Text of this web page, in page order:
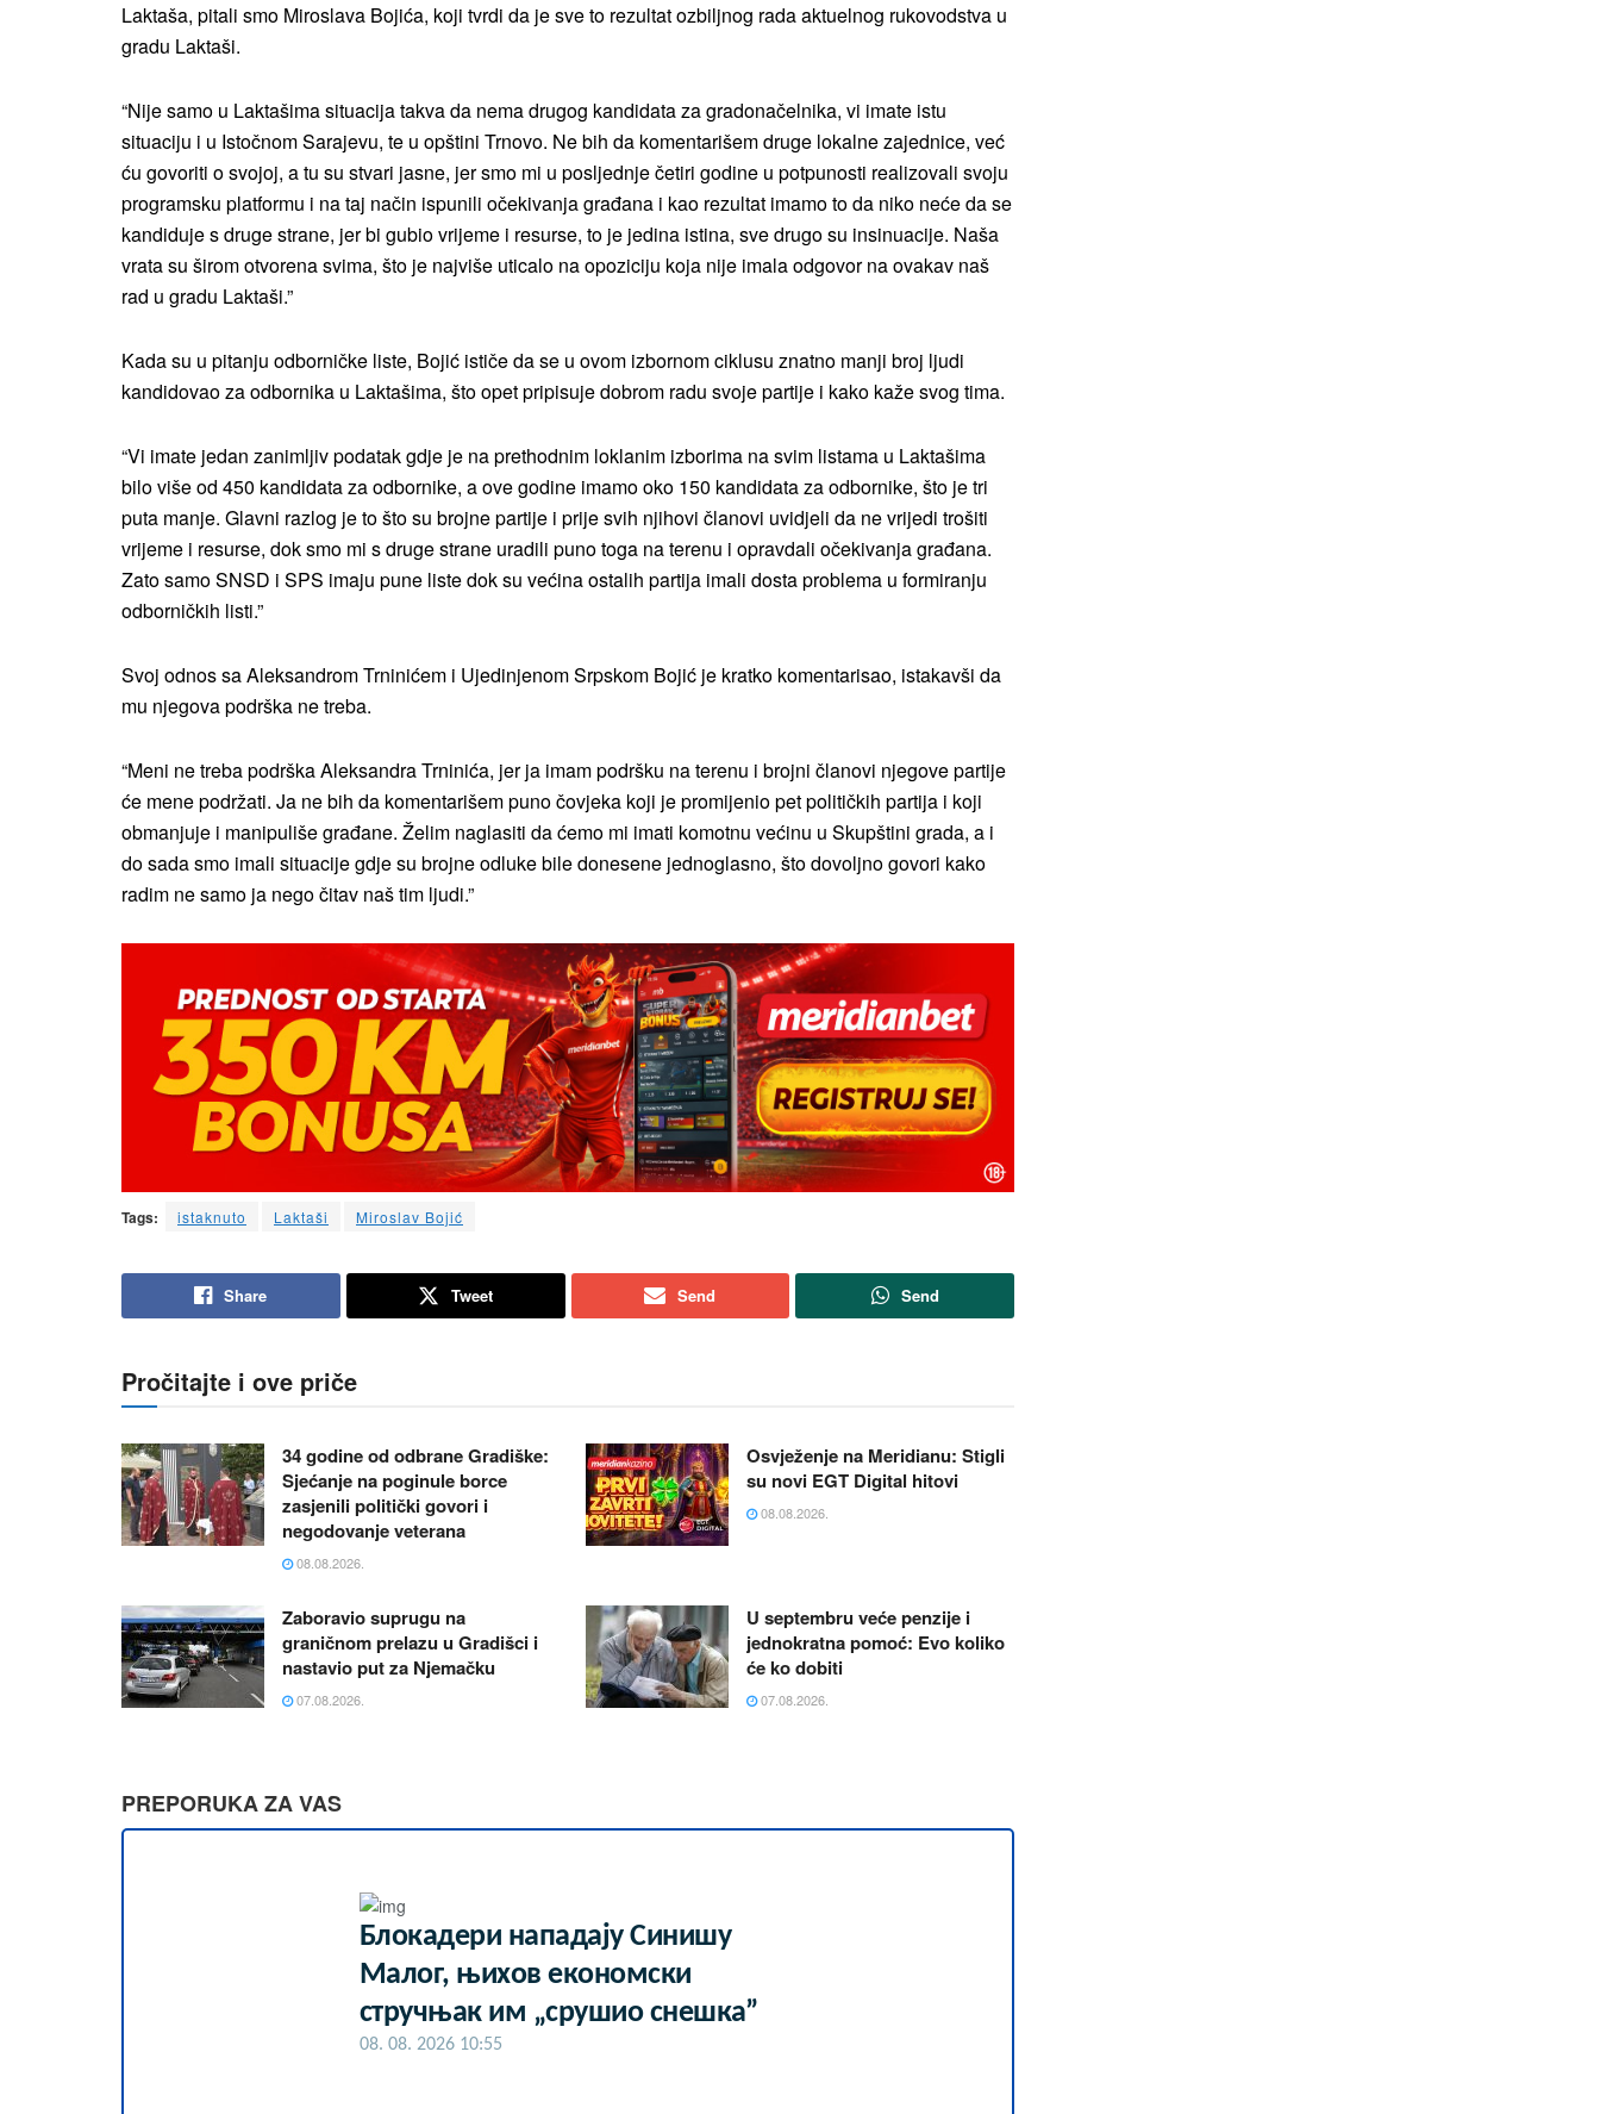
Laktaša, pitali smo Miroslava Bojića, koji tvrdi da je sve to rezultat ozbiljnog rada aktuelnog rukovodstva u
gradu Laktaši.
“Nije samo u Laktašima situacija takva da nema drugog kandidata za gradonačelnika, vi imate istu
situaciju i u Istočnom Sarajevu, te u opštini Trnovo. Ne bih da komentarišem druge lokalne zajednice, već
ću govoriti o svojoj, a tu su stvari jasne, jer smo mi u posljednje četiri godine u potpunosti realizovali svoju
programsku platformu i na taj način ispunili očekivanja građana i kao rezultat imamo to da niko neće da se
kandiduje s druge strane, jer bi gubio vrijeme i resurse, to je jedina istina, sve drugo su insinuacije. Naša
vrata su širom otvorena svima, što je najviše uticalo na opoziciju koja nije imala odgovor na ovakav naš
rad u gradu Laktaši.”
Kada su u pitanju odborničke liste, Bojić ističe da se u ovom izbornom ciklusu znatno manji broj ljudi
kandidovao za odbornika u Laktašima, što opet pripisuje dobrom radu svoje partije i kako kaže svog tima.
“Vi imate jedan zanimljiv podatak gdje je na prethodnim loklanim izborima na svim listama u Laktašima
bilo više od 450 kandidata za odbornike, a ove godine imamo oko 150 kandidata za odbornike, što je tri
puta manje. Glavni razlog je to što su brojne partije i prije svih njihovi članovi uvidjeli da ne vrijedi trošiti
vrijeme i resurse, dok smo mi s druge strane uradili puno toga na terenu i opravdali očekivanja građana.
Zato samo SNSD i SPS imaju pune liste dok su većina ostalih partija imali dosta problema u formiranju
odborničkih listi.”
Svoj odnos sa Aleksandrom Trninićem i Ujedinjenom Srpskom Bojić je kratko komentarisao, istakavši da
mu njegova podrška ne treba.
“Meni ne treba podrška Aleksandra Trninića, jer ja imam podršku na terenu i brojni članovi njegove partije
će mene podržati. Ja ne bih da komentarišem puno čovjeka koji je promijenio pet političkih partija i koji
obmanjuje i manipuliše građane. Želim naglasiti da ćemo mi imati komotnu većinu u Skupštini grada, a i
do sada smo imali situacije gdje su brojne odluke bile donesene jednoglasno, što dovoljno govori kako
radim ne samo ja nego čitav naš tim ljudi.”
Tags: istaknuto Laktaši Miroslav Bojić
Share Tweet Send Send
Pročitajte i ove priče
34 godine od odbrane Gradiške:
Sjećanje na poginule borce
zasjenili politički govori i
negodovanje veterana
08.08.2026.
Osvježenje na Meridianu: Stigli
su novi EGT Digital hitovi
08.08.2026.
Zaboravio suprugu na
graničnom prelazu u Gradišci i
nastavio put za Njemačku
07.08.2026.
U septembru veće penzije i
jednokratna pomoć: Evo koliko
će ko dobiti
07.08.2026.
PREPORUKA ZA VAS
Блокадери нападају Синишу
Малог, њихов економски
стручњак им „срушио снешка”
08. 08. 2026 10:55